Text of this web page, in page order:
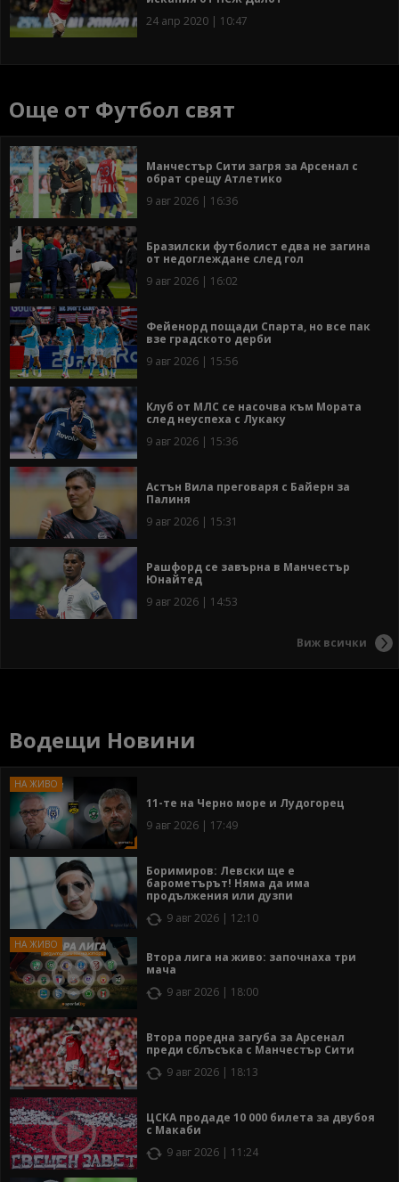
24 апр 2020 | 10:47
Още от Футбол свят
Манчестър Сити загря за Арсенал с
обрат срещу Атлетико
9 авг 2026 | 16:36
Бразилски футболист едва не загина
от недоглеждане след гол
9 авг 2026 | 16:02
Фейенорд пощади Спарта, но все пак
взе градското дерби
9 авг 2026 | 15:56
Клуб от МЛС се насочва към Мората
след неуспеха с Лукаку
9 авг 2026 | 15:36
Астън Вила преговаря с Байерн за
Палиня
9 авг 2026 | 15:31
Рашфорд се завърна в Манчестър
Юнайтед
9 авг 2026 | 14:53
Виж всички
Водещи Новини
11-те на Черно море и Лудогорец
9 авг 2026 | 17:49
Боримиров: Левски ще е
барометърът! Няма да има
продължения или дузпи
9 авг 2026 | 12:10
Втора лига на живо: започнаха три
мача
9 авг 2026 | 18:00
Втора поредна загуба за Арсенал
преди сблъсъка с Манчестър Сити
9 авг 2026 | 18:13
ЦСКА продаде 10 000 билета за двубоя
с Макаби
9 авг 2026 | 11:24